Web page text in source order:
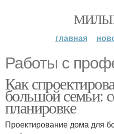
главная
Работы с
Как
большой семьи:
планировке
Проектирование дома для